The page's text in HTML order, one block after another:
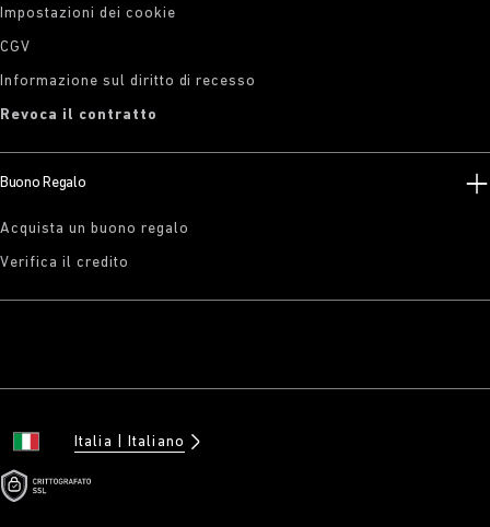
Impostazioni dei cookie
CGV
Informazione sul diritto di recesso
Revoca il contratto
Buono Regalo
Acquista un buono regalo
Verifica il credito
Italia Italiano